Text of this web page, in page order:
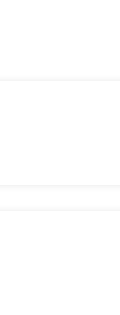
complicações.
do mercado.
e dApps.